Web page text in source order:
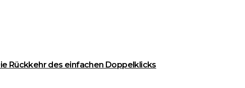
Rückkehr des einfachen Doppelklicks